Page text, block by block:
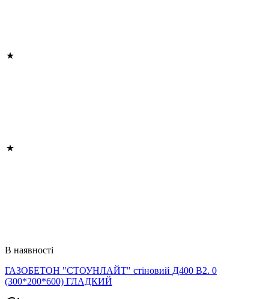
В наявності
ГАЗОБЕТОН "СТОУНЛАЙТ" стіновий Д400 В2. 0
(300*200*600) ГЛАДКИЙ